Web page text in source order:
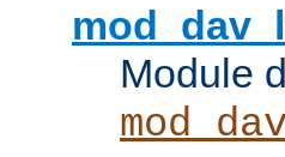
Module
mod_dav